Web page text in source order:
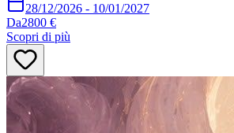
28/12/2026 - 10/01/2027
Da2800 €
Scopri di più